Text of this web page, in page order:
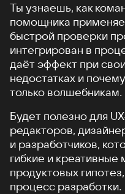
Ты узнаешь, как
помощника
быстрой проверки
интегрирован в
даёт эффект при
недостатках и
только волшебникам.
Будет полезно для
редакторов,
и разработчиков,
гибкие и
продуктовых
процесс разработки.